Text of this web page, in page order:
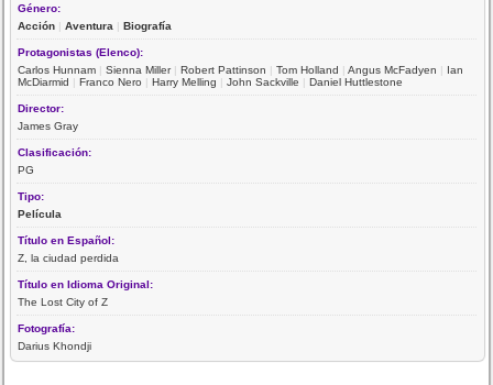
Género:
Acción |Aventura |Biografía
Protagonistas (Elenco):
Carlos Hunnam |Sienna Miller|Robert Pattinson |Tom Holland |Angus McFadyen | Ian
McDiarmid |Franco Nero |Harry Melling |John Sackville |Daniel Huttlestone
Director:
James Gray
Clasificación:
PG
Tipo:
Película
Título en Español:
Z, la ciudad perdida
Título en Idioma Original:
The Lost City of Z
Fotografía:
Darius Khondji